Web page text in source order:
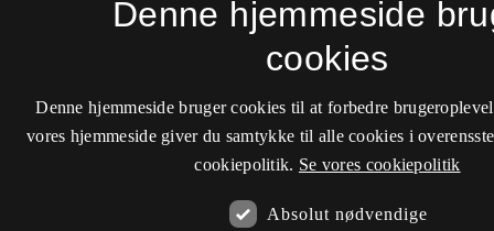
Denne hjemmeside
cookies
Denne hjemmeside bruger cookies til at forbedre
vores hjemmeside giver du samtykke til alle cookies i
cookiepolitik. Se vores cookiepolitik
Absolut nødvendige